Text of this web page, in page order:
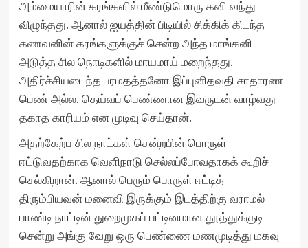
அம்மையாரின் கரங்களில் மீண்டுமொரு கனி வந்து
விழுந்தது. ஆனால் ஐயத்தின் பிடியில் சிக்கிக் கிடந்த
கணவனின் கரங்களுக்குச் சென்ற அந்த மாங்கனி
அடுத்த சில நொடிகளில் மாயமாய் மறைந்தது.
அதிர்ச்சியடைந்த பரமதத்தனோ இப்புனிதவதி சாதாரண
பெண் அல்ல. தெய்வப் பெண்ணான இவருடன் வாழ்வது
தகாத காரியம் என முடிவு செய்தான்.
அதற்கேற்ப சில நாட்கள் சென்றபின் பொருள்
ஈட்டுவதற்காக வெளிநாடு செல்லப்போவதாகக் கூறிச்
செல்கிறான். ஆனால் பெரும் பொருள் ஈட்டித்
திரும்பியவன் மனைவி இருக்கும் இடத்திற்கு வராமல்
பாண்டி நாட்டின் துறைமுகப் பட்டினமான தூத்துக்குடி
சென்று அங்கு வேறு ஒரு பெண்ணை மணமுடித்து மகவு